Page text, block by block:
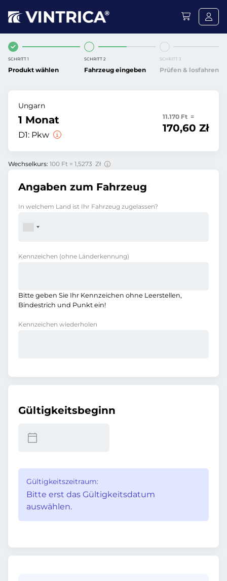
SCHRITT 1
Produkt wählen
SCHRITT 2
Fahrzeug eingeben
SCHRITT 3
Prüfen & losfahren
Ungarn
1 Monat
D1: Pkw
11.170 Ft =
170,60 Zł
Wechselkurs: 100 Ft = 1,5273 Zł
Angaben zum Fahrzeug
In welchem Land ist Ihr Fahrzeug zugelassen?
Kennzeichen (ohne Länderkennung)
Bitte geben Sie Ihr Kennzeichen ohne Leerstellen,
Bindestrich und Punkt ein!
Kennzeichen wiederholen
Gültigkeitsbeginn
Gültigkeitszeitraum:
Bitte erst das Gültigkeitsdatum
auswählen.